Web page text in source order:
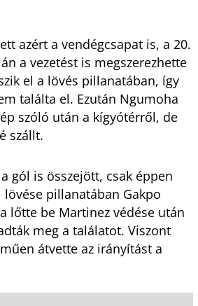
azért a vendégcsapat is, a 20.
a vezetést is megszerezhette
el a lövés pillanatában, így
találta el. Ezután Ngumoha
szóló után a kígyótérről, de
szállt.
gól is összejött, csak éppen
pillanatában Gakpo
lőtte be Martinez védése után
meg a találatot. Viszont
átvette az irányítást a